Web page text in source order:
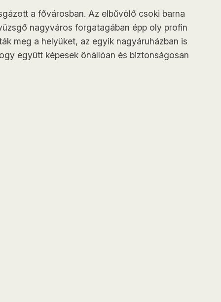
a fővárosban. Az elbűvölő csoki barna
nagyváros forgatagában épp oly profin
meg a helyüket, az egyik nagyáruházban is
együtt képesek önállóan és biztonságosan